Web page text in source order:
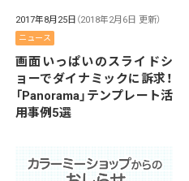
2017年8月25日 （2018年2月6日 更新）
ニュース
画面いっぱいのスライドシ
ョーでダイナミックに訴求！
「Panorama」テンプレート活
用事例5選